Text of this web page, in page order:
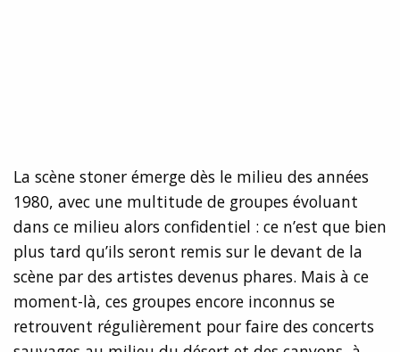
La scène stoner émerge dès le milieu des années
1980, avec une multitude de groupes évoluant
dans ce milieu alors confidentiel : ce n’est que bien
plus tard qu’ils seront remis sur le devant de la
scène par des artistes devenus phares. Mais à ce
moment-là, ces groupes encore inconnus se
retrouvent régulièrement pour faire des concerts